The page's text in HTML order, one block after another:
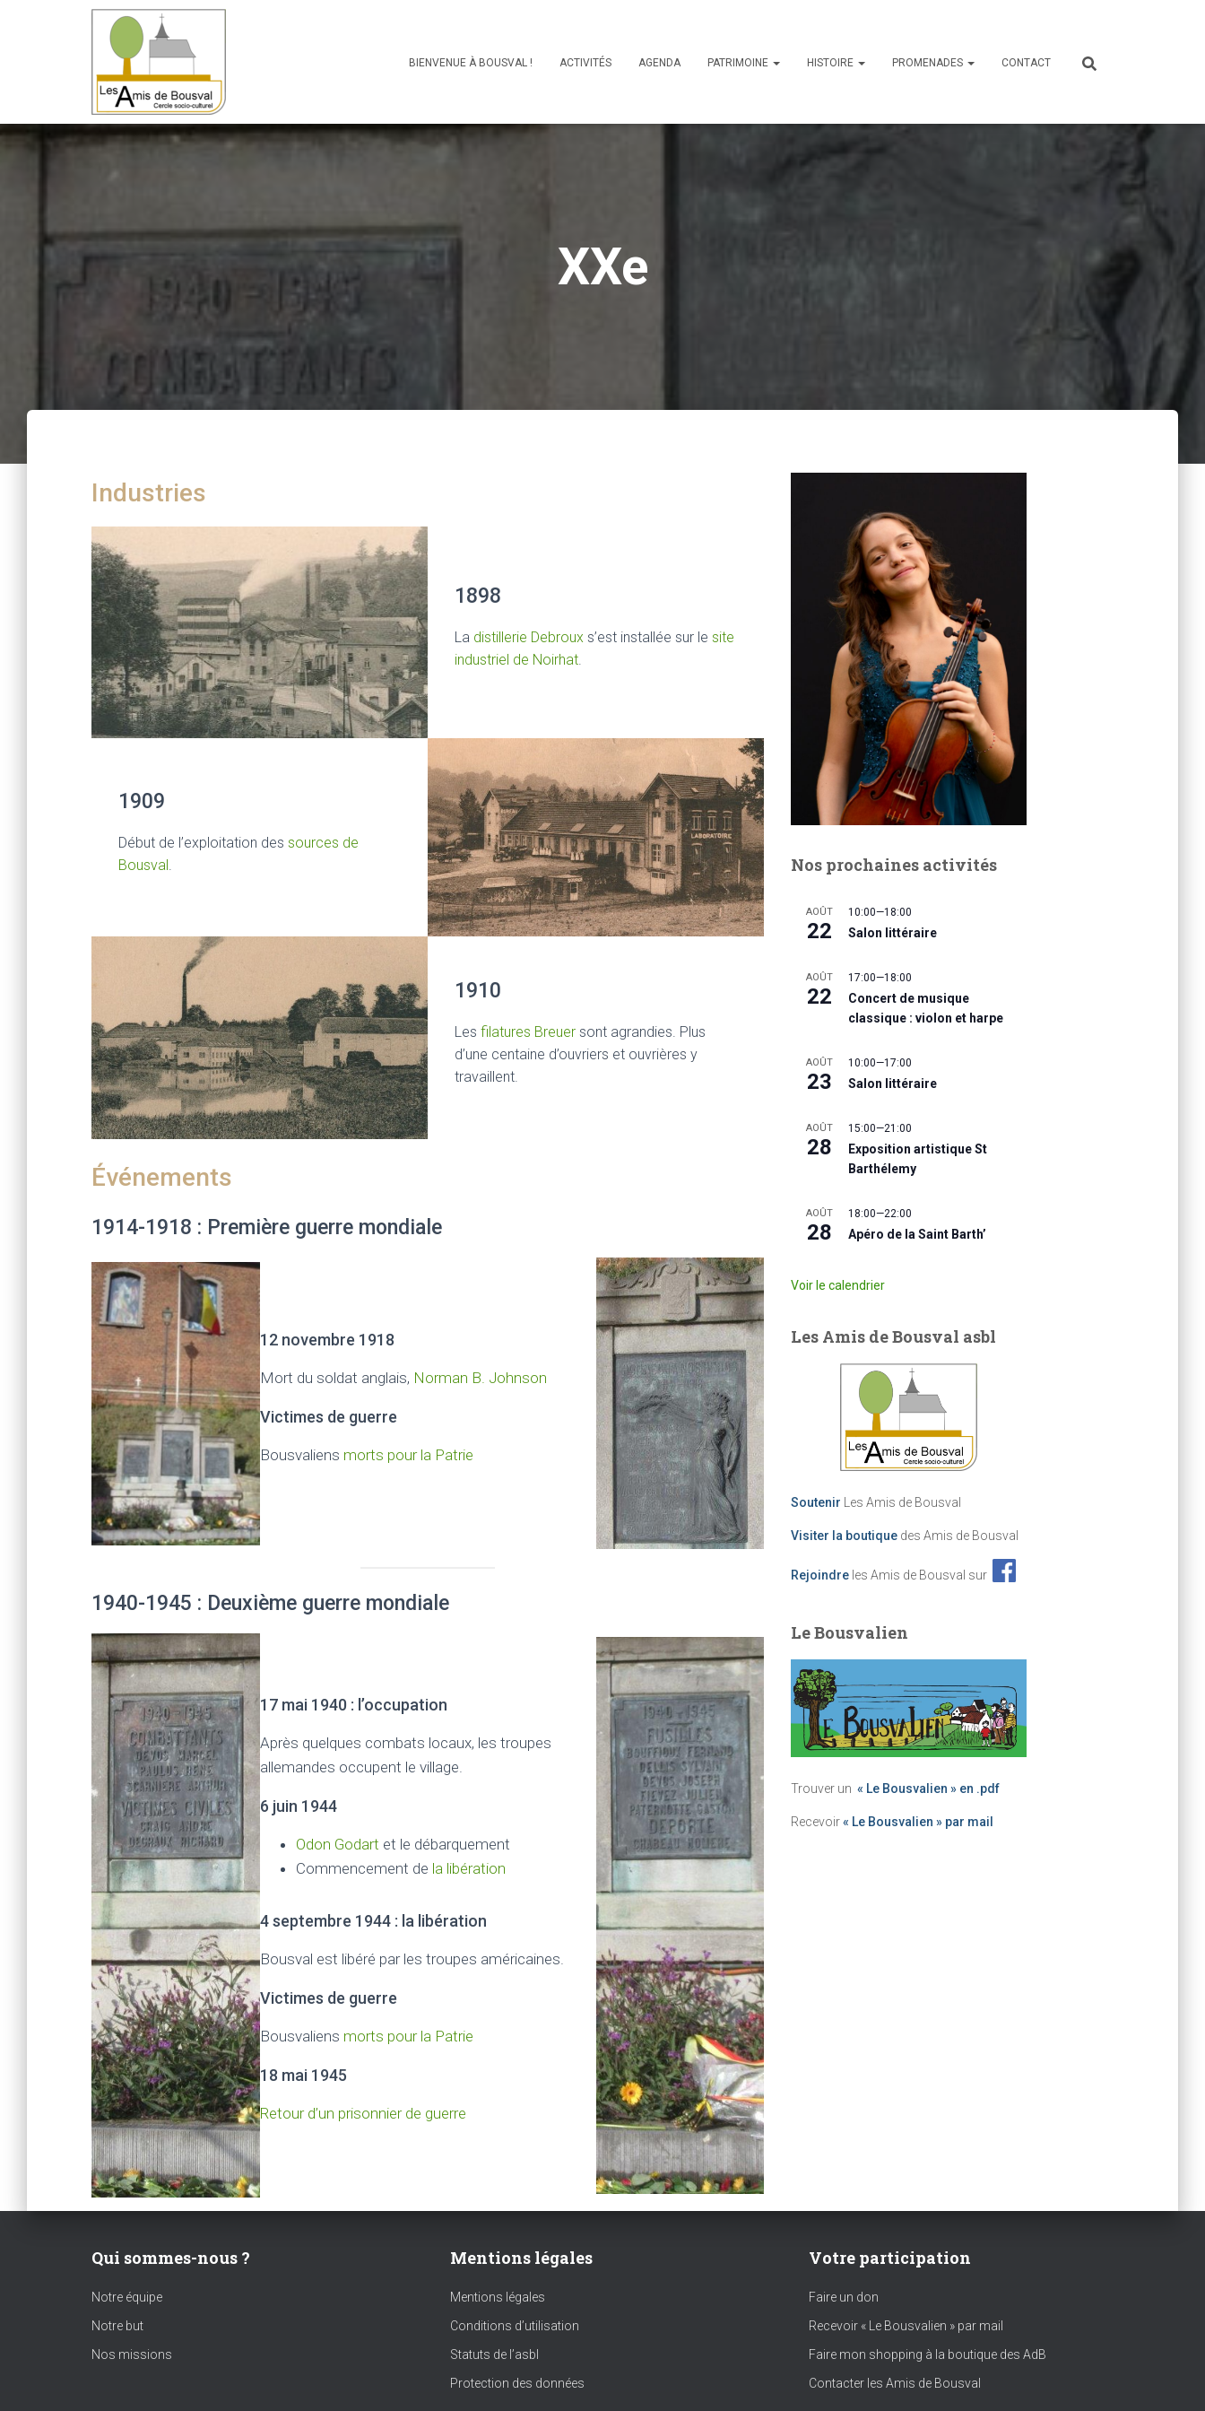
BIENVENUE À BOUSVAL ! ACTIVITÉS AGENDA PATRIMOINE HISTOIRE PROMENADES CONTACT
XXe
Industries
1898
La distillerie Debroux s’est installée sur le site
industriel de Noirhat.
1909
Début de l’exploitation des sources de
Bousval
1910
Les filatures Breuer sont agrandies. Plus
d’une centaine d’ouvriers et ouvrières y
travaillent.
Événements
1914-1918 : Première guerre mondiale
12 novembre 1918
Mort du soldat anglais, Norman B. Johnson
Victimes de guerre
Bousvaliens morts pour la Patrie
1940-1945 : Deuxième guerre mondiale
17 mai 1940 : l’occupation
Après quelques combats locaux, les troupes
allemandes occupent le village.
6 juin 1944
Odon Godart et le débarquement
Commencement de la libération
4 septembre 1944 : la libération
Bousval est libéré par les troupes américaines.
Victimes de guerre
Bousvaliens morts pour la Patrie
18 mai 1945
Retour d’un prisonnier de guerre
Nos prochaines activités
AOÛT
22
10:00—18:00
Salon littéraire
AOÛT
22
17:00—18:00
Concert de musique
classique : violon et harpe
AOÛT
23
10:00—17:00
Salon littéraire
AOÛT
28
15:00—21:00
Exposition artistique St
Barthélemy
AOÛT
28
18:00—22:00
Apéro de la Saint Barth’
Voir le calendrier
Les Amis de Bousval asbl
Soutenir Les Amis de Bousval
Visiter la boutique des Amis de Bousval
Rejoindre les Amis de Bousval sur
Le Bousvalien
Trouver un « Le Bousvalien » en .pdf
Recevoir« Le Bousvalien » par mail
Qui sommes-nous ?
Notre équipe
Notre but
Nos missions
Mentions légales
Mentions légales
Conditions d’utilisation
Statuts de l’asbl
Protection des données
Votre participation
Faire un don
Recevoir « Le Bousvalien » par mail
Faire mon shopping à la boutique des AdB
Contacter les Amis de Bousval